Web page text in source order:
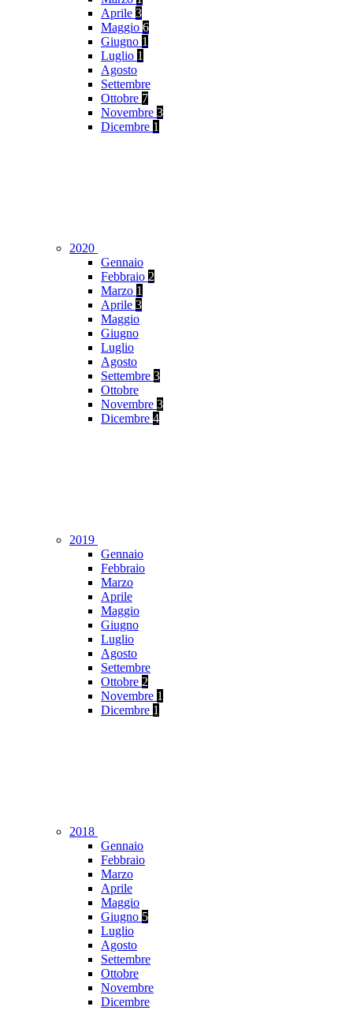
Aprile 3
Maggio 6
Giugno 1
Luglio 1
Agosto
Settembre
Ottobre 7
Novembre 3
Dicembre 1
2020
Gennaio
Febbraio 2
Marzo 1
Aprile 3
Maggio
Giugno
Luglio
Agosto
Settembre 3
Ottobre
Novembre 3
Dicembre 4
2019
Gennaio
Febbraio
Marzo
Aprile
Maggio
Giugno
Luglio
Agosto
Settembre
Ottobre 2
Novembre 1
Dicembre 1
2018
Gennaio
Febbraio
Marzo
Aprile
Maggio
Giugno 5
Luglio
Agosto
Settembre
Ottobre
Novembre
Dicembre